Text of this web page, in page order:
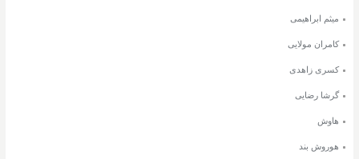
میثم ابراهیمی
کامران مولایی
کسری زاهدی
گرشا رضایی
هاوش
هوروش بند